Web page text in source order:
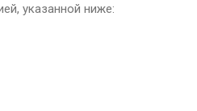
указанной ниже: